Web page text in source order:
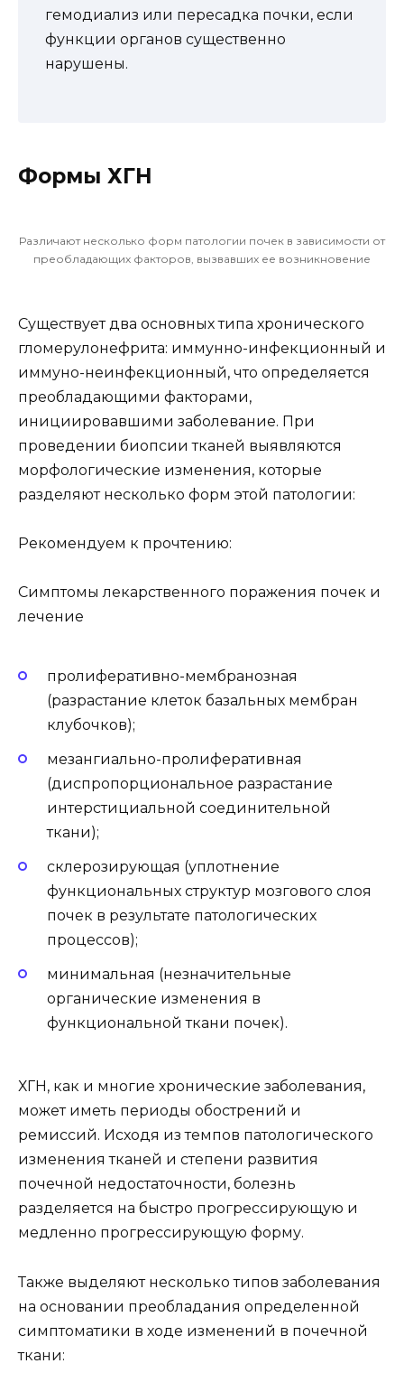
гемодиализ или пересадка почки, если
функции органов существенно
нарушены.
Формы ХГН
Различают несколько форм патологии почек в зависимости от
преобладающих факторов, вызвавших ее возникновение
Существует два основных типа хронического
гломерулонефрита: иммунно-инфекционный и
иммуно-неинфекционный, что определяется
преобладающими факторами,
инициировавшими заболевание. При
проведении биопсии тканей выявляются
морфологические изменения, которые
разделяют несколько форм этой патологии:
Рекомендуем к прочтению:
Симптомы лекарственного поражения почек и
лечение
пролиферативно-мембранозная
(разрастание клеток базальных мембран
клубочков);
мезангиально-пролиферативная
(диспропорциональное разрастание
интерстициальной соединительной
ткани);
склерозирующая (уплотнение
функциональных структур мозгового слоя
почек в результате патологических
процессов);
минимальная (незначительные
органические изменения в
функциональной ткани почек).
ХГН, как и многие хронические заболевания,
может иметь периоды обострений и
ремиссий. Исходя из темпов патологического
изменения тканей и степени развития
почечной недостаточности, болезнь
разделяется на быстро прогрессирующую и
медленно прогрессирующую форму.
Также выделяют несколько типов заболевания
на основании преобладания определенной
симптоматики в ходе изменений в почечной
ткани: